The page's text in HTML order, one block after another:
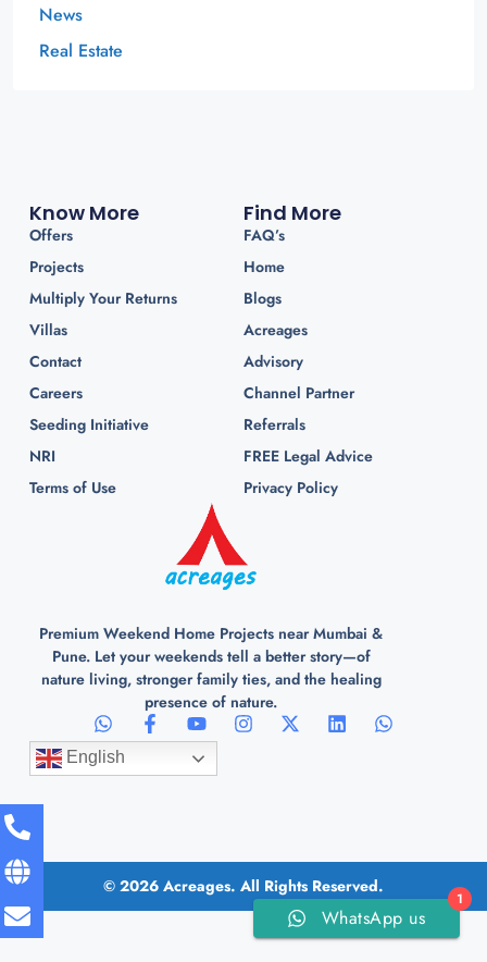
News
Real Estate
Premium Weekend Home Projects near Mumbai &
Pune. Let your weekends tell a better story—of
nature living, stronger family ties, and the healing
presence of nature.
English
Know More
Offers
Projects
Multiply Your Returns
Villas
Contact
Careers
Seeding Initiative
NRI
Terms of Use
Find More
FAQ’s
Home
Blogs
Acreages
Advisory
Channel Partner
Referrals
FREE Legal Advice
Privacy Policy
© 2026 Acreages. All Rights Reserved.
1
WhatsApp us